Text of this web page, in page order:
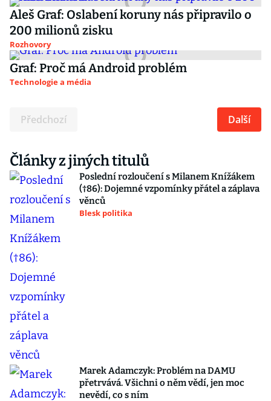
Aleš Graf: Oslabení koruny nás připravilo o
200 milionů zisku
Rozhovory
Graf: Proč má Android problém
Technologie a média
Předchozí Další
Články z jiných titulů
Poslední rozloučení s Milanem Knížákem
(†86): Dojemné vzpomínky přátel a záplava
věnců
Blesk politika
Marek Adamczyk: Problém na DAMU
přetrvává. Všichni o něm vědí, jen moc
nevědí, co s ním